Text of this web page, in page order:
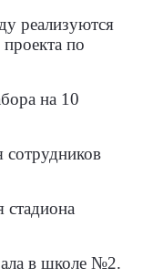
реализуются
по
на 10
стадиона
в школе №2.